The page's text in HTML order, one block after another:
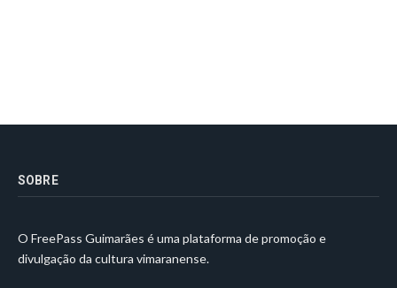
SOBRE
O FreePass Guimarães é uma plataforma de promoção e
divulgação da cultura vimaranense.